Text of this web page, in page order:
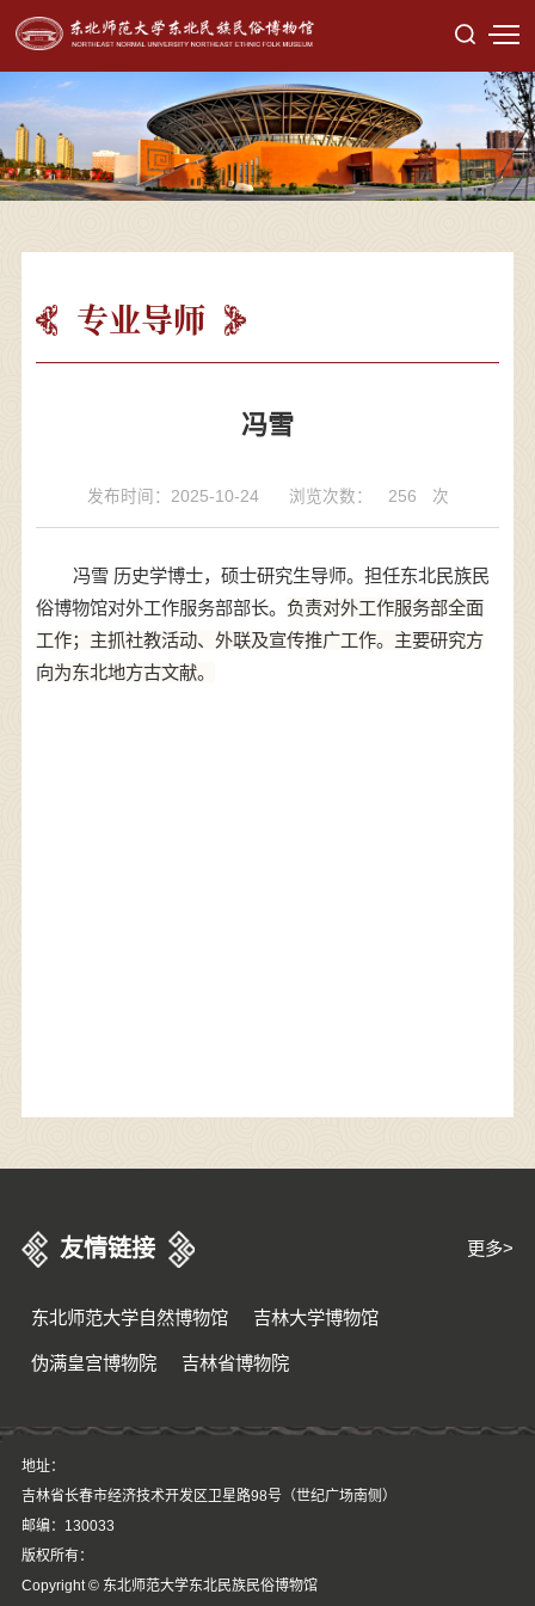
专业导师
冯雪
发布时间：2025-10-24 浏览次数： 256 次
冯雪 历史学博士，硕士研究生导师。担任东北民族民
俗博物馆对外工作服务部部长。 负责对外工作服务部全面
工作；主抓社教活动、外联及宣传推广工作。 主要研究方
向为东北地方古文献。
友情链接
东北师范大学自然博物馆 吉林大学博物馆
伪满皇宫博物院 吉林省博物院
更多>
地址：
吉林省长春市经济技术开发区卫星路98号（世纪广场南侧）
邮编：130033
版权所有：
Copyright © 东北师范大学东北民族民俗博物馆